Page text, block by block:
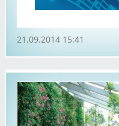
21.09.2014 15:41